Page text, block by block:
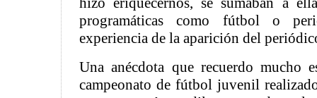
programáticas como fútbol o
experiencia de la aparición del
Una anécdota que recuerdo mucho
campeonato de fútbol juvenil